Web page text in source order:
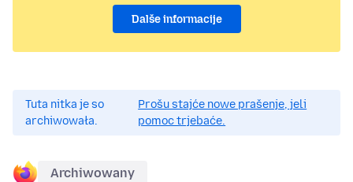
Dalše informacije
Tuta nitka je so
archiwowała.
Prošu stajće nowe prašenje, jeli
pomoc trjebaće.
Archiwowany